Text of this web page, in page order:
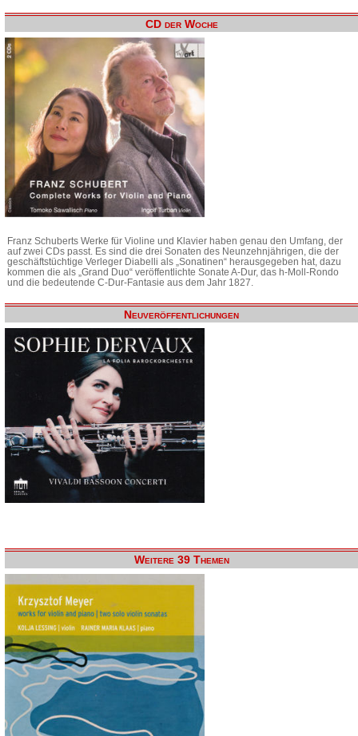
CD der Woche
Franz Schuberts Werke für Violine und Klavier haben genau den Umfang, der
auf zwei CDs passt. Es sind die drei Sonaten des Neunzehnjährigen, die der
geschäftstüchtige Verleger Diabelli als „Sonatinen“ herausgegeben hat, dazu
kommen die als „Grand Duo“ veröffentlichte Sonate A-Dur, das h-Moll-Rondo
und die bedeutende C-Dur-Fantasie aus dem Jahr 1827.
Neuveröffentlichungen
Weitere 39 Themen